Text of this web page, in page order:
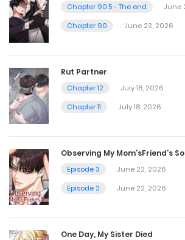
Chapter 127.5
June 1, 2026
Chapter 127
June 1, 2026
June 1, 2026
Chapter 125 Season 5 Finale
June 1, 2026
Chapter 90.5 - The end
June
Chapter 90
June 23, 2026
Rut Partner
Chapter 12
July 18, 2026
Chapter 11
July 18, 2026
Observing My Mom’sFriend’s
Episode 3
June 22, 2026
Episode 2
June 22, 2026
One Day, My Sister Died